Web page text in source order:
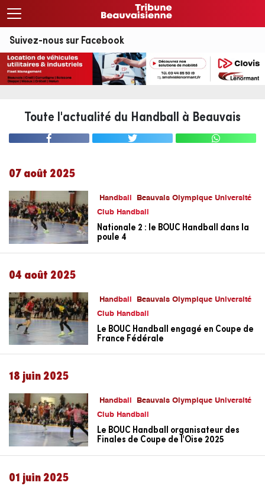
Suivez-nous sur Facebook
Toute l'actualité du Handball à Beauvais
07 août 2025
Handball
Beauvais Olympique Université
Club Handball
Nationale 2 : le BOUC Handball dans la
poule 4
04 août 2025
Handball
Beauvais Olympique Université
Club Handball
Le BOUC Handball engagé en Coupe de
France Fédérale
18 juin 2025
Handball
Beauvais Olympique Université
Club Handball
Le BOUC Handball organisateur des
Finales de Coupe de l'Oise 2025
01 juin 2025